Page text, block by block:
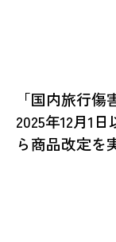
「国内旅行傷
2025年12月1
ら商品改定を